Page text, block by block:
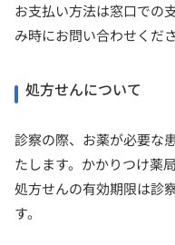
お支払い方法は窓口での
み時にお問い合わせくださ
処方せんについて
診察の際、お薬が必要な
たします。かかりつけ薬
処方せんの有効期限は診
す。